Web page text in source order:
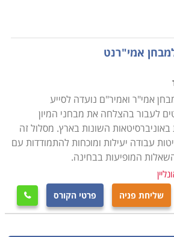
יכול לגשת בנפרד למבחן אמי"ר
את כולנו ללמוד שעות על גבי
להשתתף בשלל קורסים והרצאות
אין ספק שהתחייבויות אלו יכולות
גם בלתי נגמרות, אבל הידיעה
שמעניין אותנו מסייעת לנו לגבור על
עתיד טוב יותר.
אלו פעמים רבות מחייבים גם
כל כך מדביקים אותנו אל הכיסא
ממש לא רוצים אפילו לשמוע
אנגלית, שאותו חייבים לעבור כל
אמי"רנט
אמי"ר ואמיר"ם נועדה לסייע
לעבור בהצלחה את מבחני המיון
באוניברסיטאות השונות בארץ. מסלול זה
עבודה יעילות ומוכחות להתמודדות עם
המופיעות בבחינה.
שליחת פניה פרטי הקורס 